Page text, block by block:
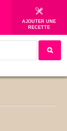
AJOUTER UNE
RECETTE